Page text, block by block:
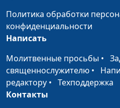
С нами Бог (Владимир
Соловьев)
Библия (Валерий
Брюсов)
Политика обработки
конфиденциальности
Написать
Молитвенные просьбы •
священнослужителю •
редактору • Техподдержка
Контакты